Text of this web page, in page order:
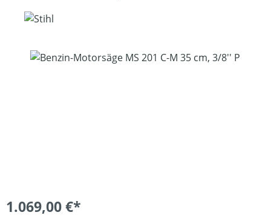
Bildergalerie überspringen
1.069,00 €*